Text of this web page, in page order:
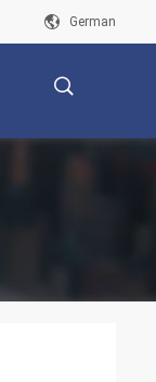
German